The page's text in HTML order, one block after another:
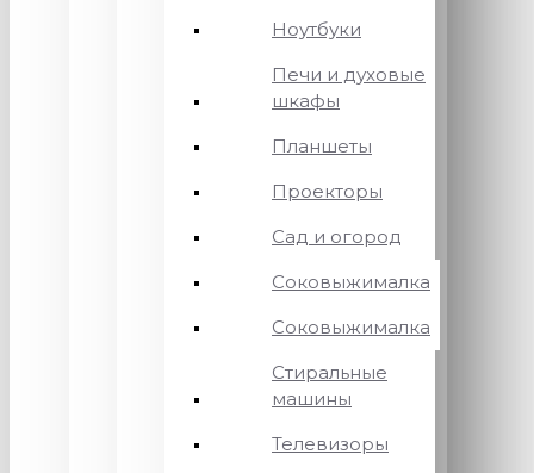
Ноутбуки
Печи и духовые
шкафы
Планшеты
Проекторы
Сад и огород
Соковыжималка
Соковыжималка
Стиральные
машины
Телевизоры